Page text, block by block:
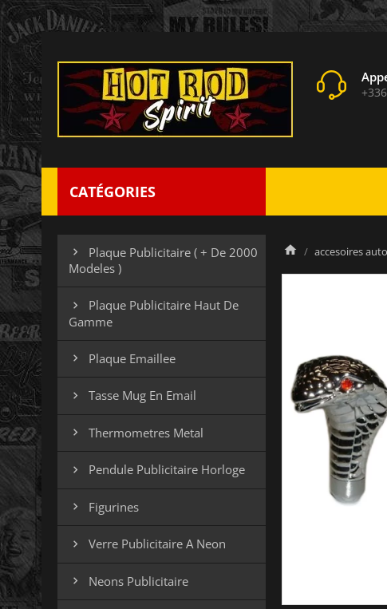
CATÉGORIES

Plaque Publicitaire ( + De 2000
Modeles )

Plaque Publicitaire Haut De
Gamme
 Plaque Emaillee
 Tasse Mug En Email
 Thermometres Metal
 Pendule Publicitaire Horloge
 Figurines
 Verre Publicitaire A Neon
 Neons Publicitaire
accesoires